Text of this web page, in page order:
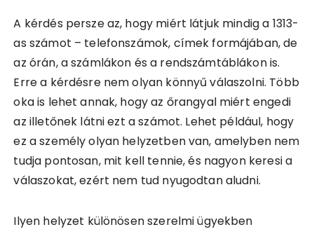
A kérdés persze az, hogy miért látjuk mindig a 1313-
as számot – telefonszámok, címek formájában, de
az órán, a számlákon és a rendszámtáblákon is.
Erre a kérdésre nem olyan könnyű válaszolni. Több
oka is lehet annak, hogy az őrangyal miért engedi
az illetőnek látni ezt a számot. Lehet például, hogy
ez a személy olyan helyzetben van, amelyben nem
tudja pontosan, mit kell tennie, és nagyon keresi a
válaszokat, ezért nem tud nyugodtan aludni.
Ilyen helyzet különösen szerelmi ügyekben